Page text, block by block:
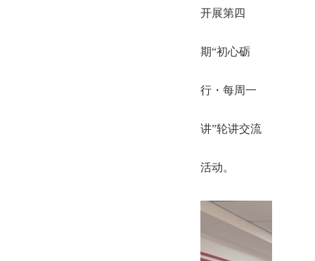
开展第四
期“初心砺
行・每周一
讲”轮讲交流
活动。